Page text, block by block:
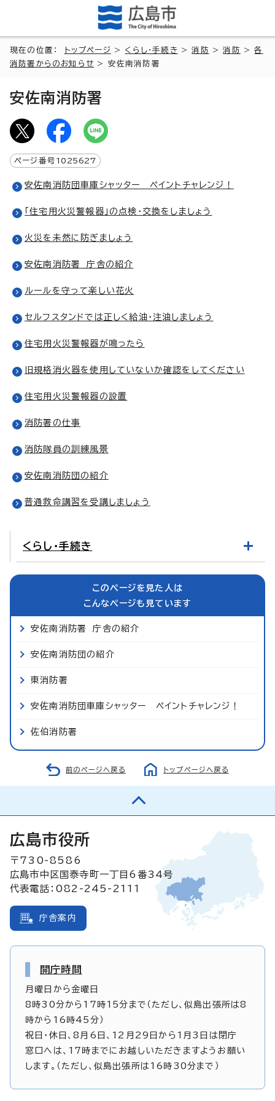
現在の位置： トップページ > くらし・手続き >消防 >消防 >各
消防署からのお知らせ > 安佐南消防署
安佐南消防署
ページ番号 1025627
安佐南消防団車庫シャッター ペイントチャレンジ！
「住宅用火災警報器」の点検・交換をしましょう
火災を未然に防ぎましょう
安佐南消防署 庁舎の紹介
ルールを守って楽しい花火
セルフスタンドでは正しく給油・注油しましょう
住宅用火災警報器が鳴ったら
旧規格消火器を使用していないか確認をしてください
住宅用火災警報器の設置
消防署の仕事
消防隊員の訓練風景
安佐南消防団の紹介
普通救命講習を受講しましょう
くらし・手続き
このページを見た人は
こんなページも見ています
安佐南消防署 庁舎の紹介
安佐南消防団の紹介
東消防署
安佐南消防団車庫シャッター ペイントチャレンジ！
佐伯消防署
前のページへ戻る トップページへ戻る
広島市役所
〒730-8586
広島市中区国泰寺町一丁目6番34号
代表電話：082-245-2111
庁舎案内
開庁時間
月曜日から金曜日
8時30分から17時15分まで（ただし、似島出張所は8
時から16時45分）
祝日・休日、8月6日、12月29日から1月3日は閉庁
窓口へは、17時までにお越しいただきますようお願い
します。（ただし、似島出張所は16時30分まで）